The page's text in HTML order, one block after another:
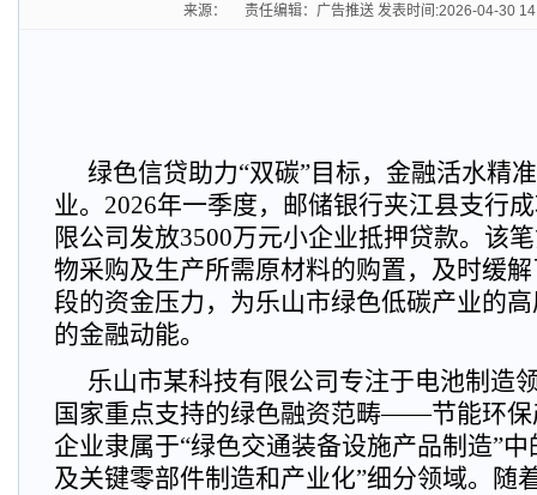
来源： 责任编辑：广告推送 发表时间:2026-04-30
绿色信贷助力“双碳”目标，金融活水精
业。2026年一季度，邮储银行夹江县支行
限公司发放3500万元小企业抵押贷款。该
物采购及生产所需原材料的购置，及时缓
段的资金压力，为乐山市绿色低碳产业的
的金融动能。
乐山市某科技有限公司专注于电池制造
国家重点支持的绿色融资范畴——节能环保
企业隶属于“绿色交通装备设施产品制造”
及关键零部件制造和产业化”细分领域。随